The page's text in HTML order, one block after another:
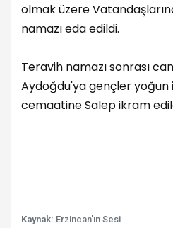
olmak üzere
namazı eda edildi.
Teravih namazı sonrası
Aydoğdu'ya gençler yoğun
cemaatine Salep ikram
Kaynak: Erzincan'ın Sesi